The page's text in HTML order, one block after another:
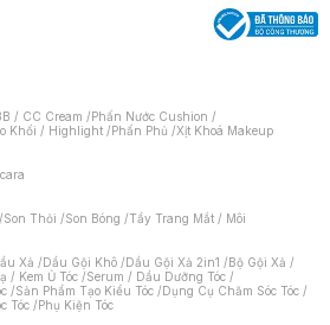
/ CC Cream /Phấn Nước Cushion /
Khối / Highlight /Phấn Phủ /Xịt Khoá Makeup
/Son Thỏi /Son Bóng /Tẩy Trang Mắt / Môi
Xả /Dầu Gội Khô /Dầu Gội Xả 2in1 /Bộ Gội Xả /
/ Kem Ủ Tóc /Serum / Dầu Dưỡng Tóc /
/Sản Phẩm Tạo Kiểu Tóc /Dụng Cụ Chăm Sóc Tóc /
Tóc /Phụ Kiện Tóc